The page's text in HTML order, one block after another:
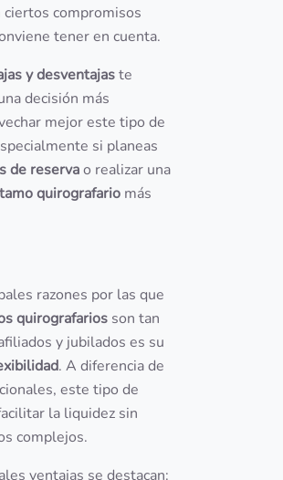
compromisos
tener en cuenta.
y desventajaste
decisión más
mejor este tipo de
si planeas
de reservao realizar una
quirografario más
razones por las que
quirografarios son tan
y jubilados es su
. A diferencia de
este tipo de
la liquidez sin
complejos.
ventajas se destacan: